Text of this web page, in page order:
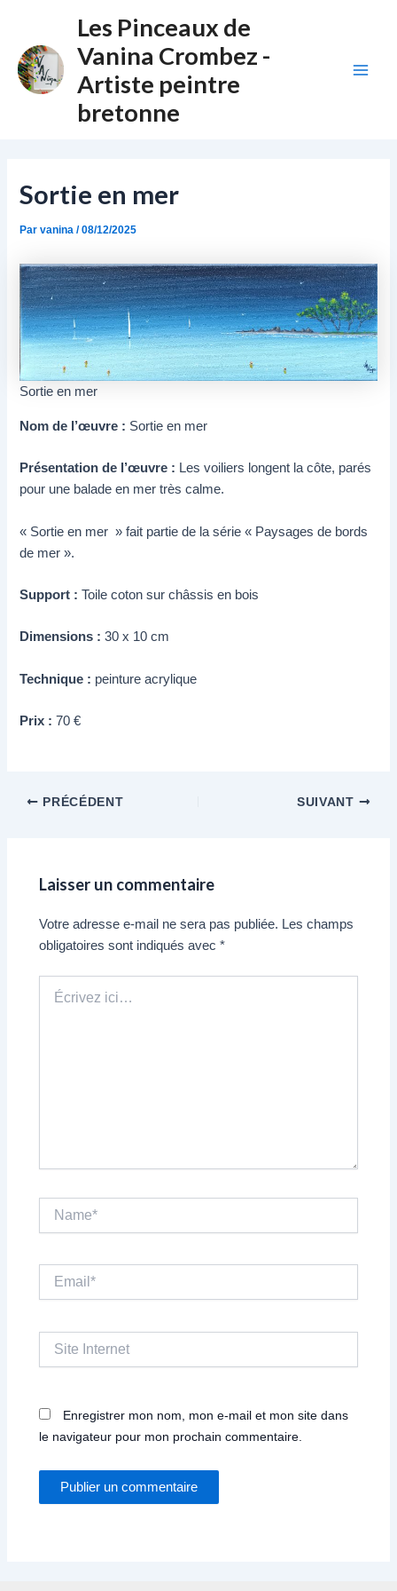
contenu
Les Pinceaux de
Vanina Crombez -
Artiste peintre
bretonne
Sortie en mer
Parvanina/08/12/2025
Sortie en mer
Nom de l’œuvre : Sortie en mer
Présentation de l’œuvre : Les voiliers longent la côte, parés
pour une balade en mer très calme.
« Sortie en mer » fait partie de la série « Paysages de bords
de mer ».
Support :Toile coton sur châssis en bois
Dimensions :30 x 10 cm
Technique : peinture acrylique
Prix : 70 €
articles
PRÉCÉDENT SUIVANT
Laisser un commentaire
Votre adresse e-mail ne sera pas publiée. Les champs
obligatoires sont indiqués avec*
ici…
Email*
Internet
Enregistrer mon nom, mon e-mail et mon site dans
le navigateur pour mon prochain commentaire.